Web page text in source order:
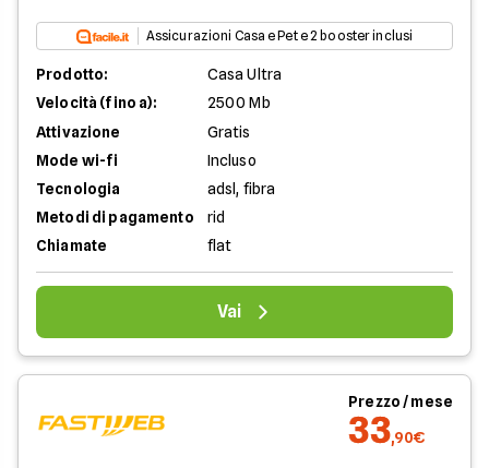
Assicurazioni Casa e Pet e 2 booster inclusi
Prodotto:
Casa Ultra
Velocità (fino a):
2500 Mb
Attivazione
Gratis
Mode wi-fi
Incluso
Tecnologia
adsl, fibra
Metodi di pagamento
rid
Chiamate
flat
Vai
Prezzo / mese
33,90€